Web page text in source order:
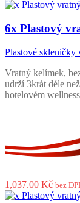
6x Plastový
Plastové skleničky
Vratný kelímek,
udrží 3krát déle
hotelovém
1,037.00 Kč bez